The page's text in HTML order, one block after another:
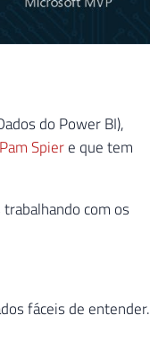
do Power BI),
Pam Spiere que tem
com os
fáceis de entender.